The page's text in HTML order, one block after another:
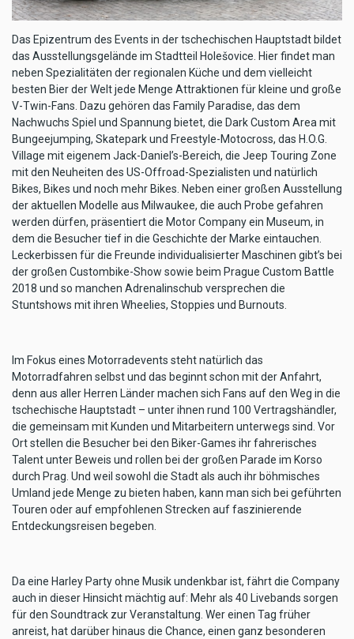
Das Epizentrum des Events in der tschechischen Hauptstadt bildet
das Aus­stellungsgelände im Stadtteil Holešovice. Hier findet man
neben Spezialitäten der regionalen Küche und dem vielleicht
besten Bier der Welt jede Menge Attraktionen für kleine und große
V-Twin-Fans. Dazu gehören das Family Paradise, das dem
Nachwuchs Spiel und Spannung bietet, die Dark Custom Area mit
Bungeejumping, Skatepark und Freestyle-Motocross, das H.O.G.
Village mit eigenem Jack-Daniel’s-Bereich, die Jeep Touring Zone
mit den Neuheiten des US-Offroad-Spezialisten und natürlich
Bikes, Bikes und noch mehr Bikes. Ne­ben einer großen Ausstellung
der aktuellen Modelle aus Milwaukee, die auch Probe gefahren
werden dürfen, präsentiert die Motor Company ein Museum, in
dem die Besucher tief in die Geschichte der Marke eintauchen.
Leckerbissen für die Freunde individualisierter Maschinen gibt’s bei
der großen Custombike-Show sowie beim Prague Custom Battle
2018 und so manchen Adrenalinschub versprechen die
Stuntshows mit ihren Wheelies, Stoppies und Burnouts.
Im Fokus eines Motorradevents steht natürlich das
Motorradfahren selbst und das beginnt schon mit der Anfahrt,
denn aus aller Herren Länder machen sich Fans auf den Weg in die
tschechische Hauptstadt – unter ihnen rund 100 Vertragshändler,
die gemeinsam mit Kunden und Mitarbeitern unterwegs sind. Vor
Ort stellen die Besucher bei den Biker-Games ihr fahrerisches
Talent unter Beweis und rollen bei der großen Parade im Korso
durch Prag. Und weil sowohl die Stadt als auch ihr böhmisches
Umland jede Menge zu bieten haben, kann man sich bei geführten
Touren oder auf empfohlenen Strecken auf faszinierende
Entdeckungsreisen begeben.
Da eine Harley Party ohne Musik undenkbar ist, fährt die Company
auch in dieser Hinsicht mächtig auf: Mehr als 40 Livebands sorgen
für den Soundtrack zur Veranstaltung. Wer einen Tag früher
anreist, hat darüber hinaus die Chance, einen ganz besonderen